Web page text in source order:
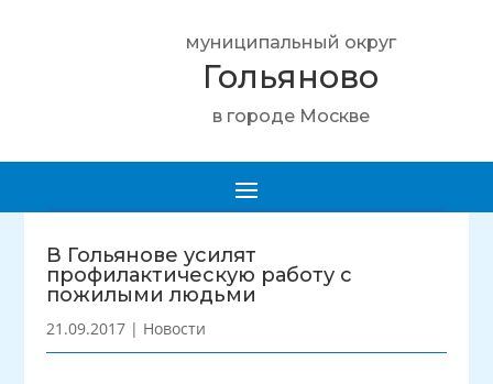
муниципальный округ
Гольяново
в городе Москве
В Гольянове усилят
профилактическую работу с
пожилыми людьми
21.09.2017 | Новости